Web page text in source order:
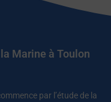
Marine à Toulon
par l’étude de la